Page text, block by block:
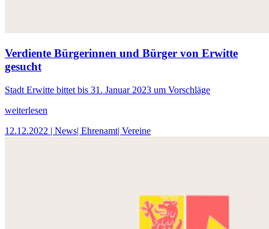
Verdiente Bürgerinnen und Bürger von Erwitte
gesucht
Stadt Erwitte bittet bis 31. Januar 2023 um Vorschläge
weiterlesen
12.12.2022 | News| Ehrenamt| Vereine